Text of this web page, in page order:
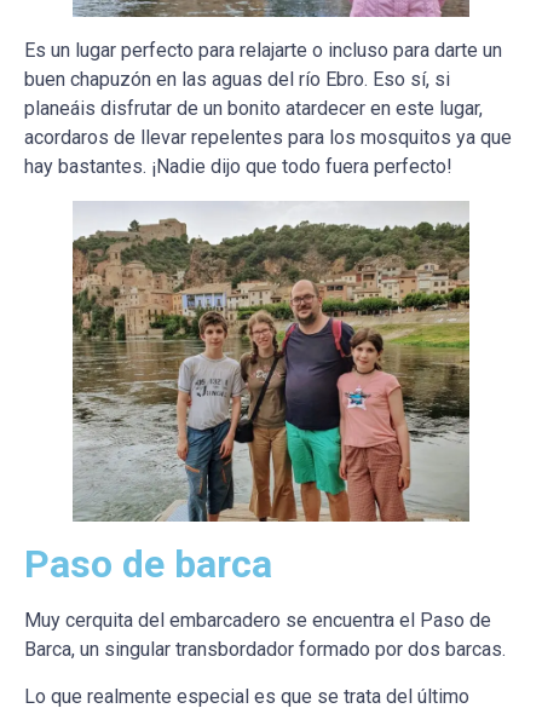
Es un lugar perfecto para relajarte o incluso para darte un
buen chapuzón en las aguas del río Ebro. Eso sí, si
planeáis disfrutar de un bonito atardecer en este lugar,
acordaros de llevar repelentes para los mosquitos ya que
hay bastantes. ¡Nadie dijo que todo fuera perfecto!
Paso de barca
Muy cerquita del embarcadero se encuentra el Paso de
Barca, un singular transbordador formado por dos barcas.
Lo que realmente especial es que se trata del último